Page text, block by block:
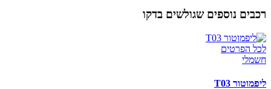
רכבים נוספים שגולשים בדקו
לכל הפרטים
חשמלי
ליפמוטור T03